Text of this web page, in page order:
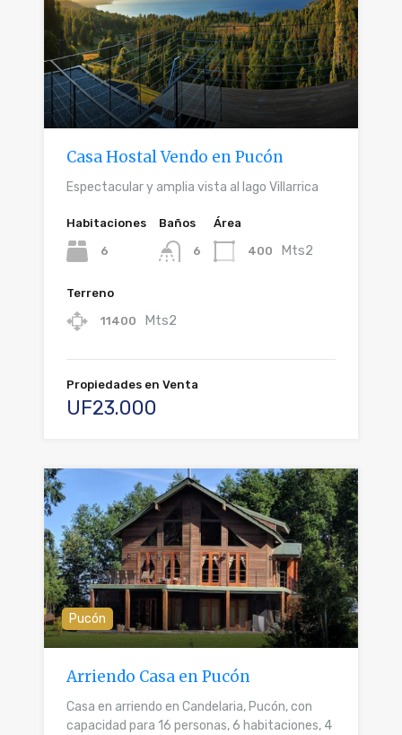
Casa Hostal Vendo en Pucón
Espectacular y amplia vista al lago Villarrica
Habitaciones
6
Baños
6
Área
400 Mts2
Terreno
11400 Mts2
Propiedades en Venta
UF23.000
Pucón
Arriendo Casa en Pucón
Casa en arriendo en Candelaria, Pucón, con
capacidad para 16 personas, 6 habitaciones, 4